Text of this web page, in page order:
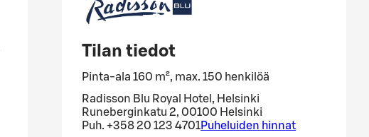
Tilan tiedot
Pinta-ala 160 m², max. 150 henkilöä
Radisson Blu Royal Hotel, Helsinki
Runeberginkatu 2, 00100 Helsinki
Puh. +358 20 123 4701Puheluiden hinnat